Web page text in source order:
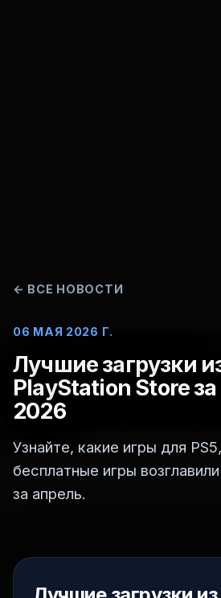
← ВСЕ НОВОСТИ
06 МАЯ 2026 Г.
Лучшие загрузки
PlayStation Store
2026
Узнайте, какие игры для
бесплатные игры
за апрель.